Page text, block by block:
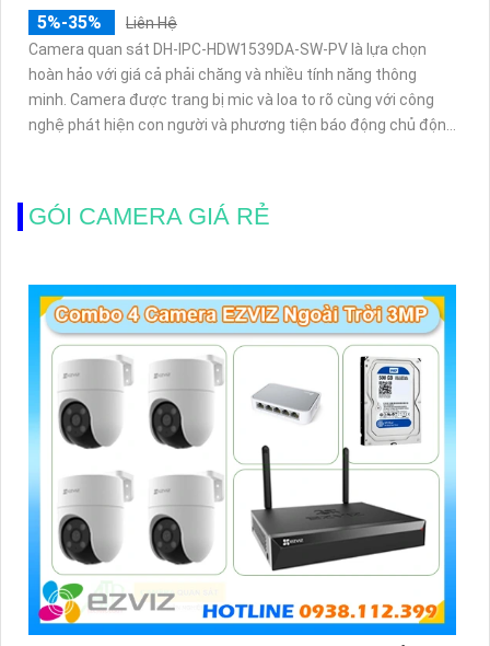
5%-35%
Liên Hệ
Camera quan sát DH-IPC-HDW1539DA-SW-PV là lựa chọn
hoàn hảo với giá cả phải chăng và nhiều tính năng thông
minh. Camera được trang bị mic và loa to rõ cùng với công
nghệ phát hiện con người và phương tiện báo động chủ động
GÓI CAMERA GIÁ RẺ